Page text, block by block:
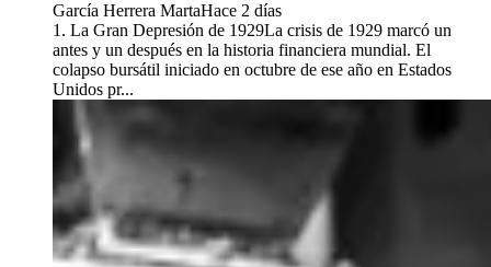
García Herrera MartaHace 2 días
1. La Gran Depresión de 1929La crisis de 1929 marcó un
antes y un después en la historia financiera mundial. El
colapso bursátil iniciado en octubre de ese año en Estados
Unidos pr...